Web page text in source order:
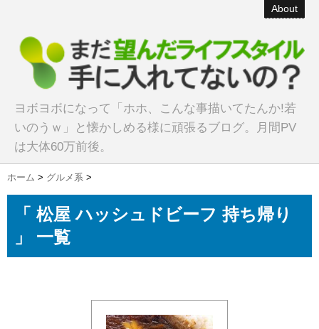
About
ヨボヨボになって「ホホ、こんな事描いてたんか!若
いのうｗ」と懐かしめる様に頑張るブログ。月間PV
は大体60万前後。
ホーム > グルメ系 >
「 松屋 ハッシュドビーフ 持ち帰り
」 一覧